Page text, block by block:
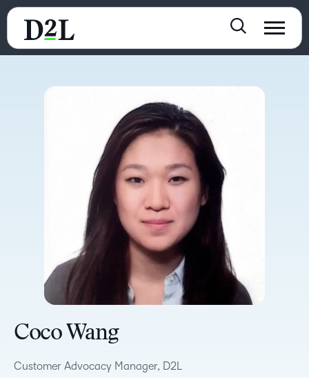
Coco Wang
Customer Advocacy Manager, D2L